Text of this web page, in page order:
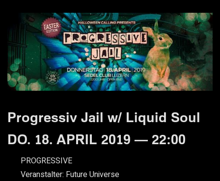
Progressiv Jail w/ Liquid Soul
DO. 18. APRIL 2019 — 22:00
PROGRESSIVE
Veranstalter: Future Universe